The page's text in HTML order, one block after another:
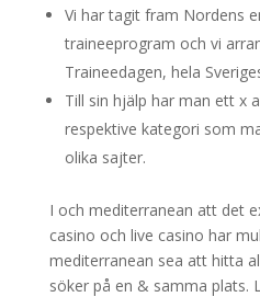
Vi har tagit fram Nordens
traineeprogram och vi
Traineedagen, hela
Till sin hjälp har man ett x
respektive kategori som
olika sajter.
I och mediterranean att det
casino och live casino har
mediterranean sea att hitta
söker på en & samma plats.